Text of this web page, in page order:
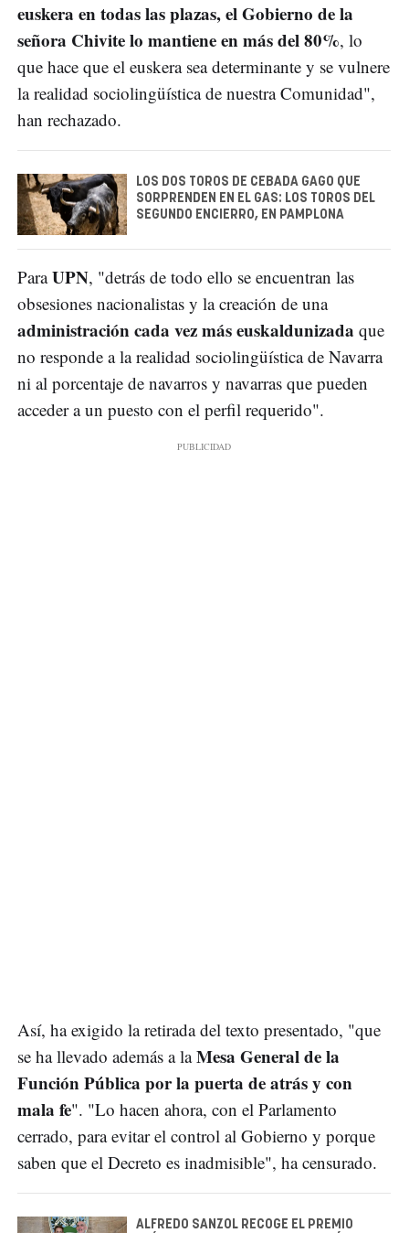
euskera en todas las plazas, el Gobierno de la
señora Chivite lo mantiene en más del 80%, lo
que hace que el euskera sea determinante y se vulnere
la realidad sociolingüística de nuestra Comunidad",
han rechazado.
LOS DOS TOROS DE CEBADA GAGO QUE
SORPRENDEN EN EL GAS: LOS TOROS DEL
SEGUNDO ENCIERRO, EN PAMPLONA
ParaUPN, "detrás de todo ello se encuentran las
obsesiones nacionalistas y la creación de una
administración cada vez más euskaldunizada que
no responde a la realidad sociolingüística de Navarra
ni al porcentaje de navarros y navarras que pueden
acceder a un puesto con el perfil requerido".
Así, ha exigido la retirada del texto presentado, "que
se ha llevado además a laMesa General de la
Función Pública por la puerta de atrás y con
mala fe". "Lo hacen ahora, con el Parlamento
cerrado, para evitar el control al Gobierno y porque
saben que el Decreto es inadmisible", ha censurado.
ALFREDO SANZOL RECOGE EL PREMIO